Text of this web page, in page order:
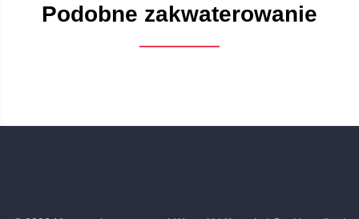
Podobne zakwaterowanie